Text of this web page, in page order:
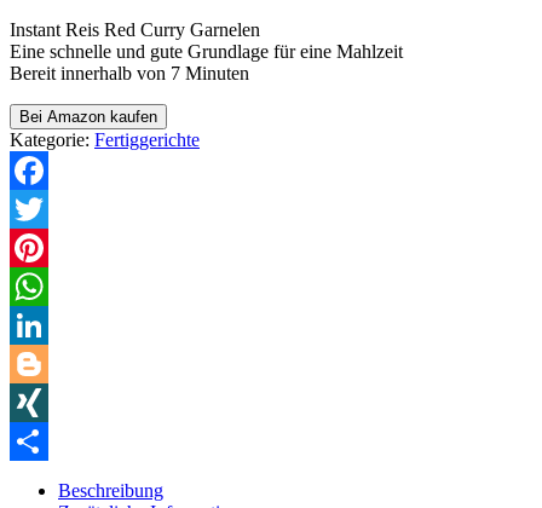
Instant Reis Red Curry Garnelen
Eine schnelle und gute Grundlage für eine Mahlzeit
Bereit innerhalb von 7 Minuten
Bei Amazon kaufen
Kategorie: Fertiggerichte
Facebook
Twitter
Pinterest
WhatsApp
LinkedIn
Blogger
XING
Beschreibung